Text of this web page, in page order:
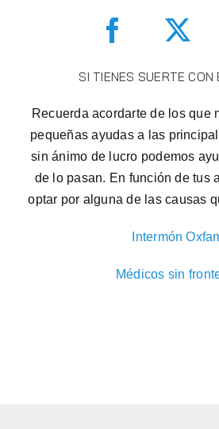
SI TIENES SUERTE CON
Recuerda acordarte de los que
pequeñas ayudas a las
sin ánimo de lucro podemos
de lo pasan. En función de tus
optar por alguna de las causas
Intermón
Médicos sin